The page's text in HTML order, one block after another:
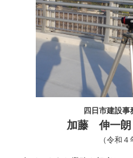
四日市建設
加藤 伸一朗
（令和４